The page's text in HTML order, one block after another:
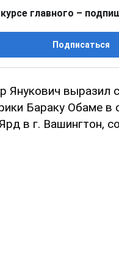
главного –
Подписаться
Янукович выразил
Бараку Обаме в
в г. Вашингтон,